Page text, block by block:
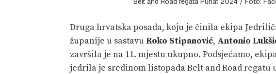
Druga hrvatska posada, koju je činila ekipa
županije u sastavu Roko Stipanović, Antonio
završila je na 11. mjestu ukupno. Podsjećamo,
jedrila je sredinom listopada Belt and Road regatu